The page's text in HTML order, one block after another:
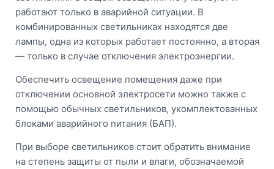
работают только в аварийной ситуации. В
комбинированных светильниках находятся две
лампы, одна из которых работает постоянно, а вторая
— только в случае отключения электроэнергии.
Обеспечить освещение помещения даже при
отключении основной электросети можно также с
помощью обычных светильников, укомплектованных
блоками аварийного питания (БАП).
При выборе светильников стоит обратить внимание
на степень защиты от пыли и влаги, обозначаемой